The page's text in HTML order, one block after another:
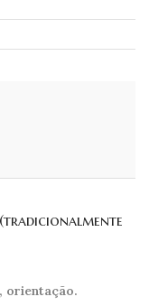
(tradicionalmente
orientação.